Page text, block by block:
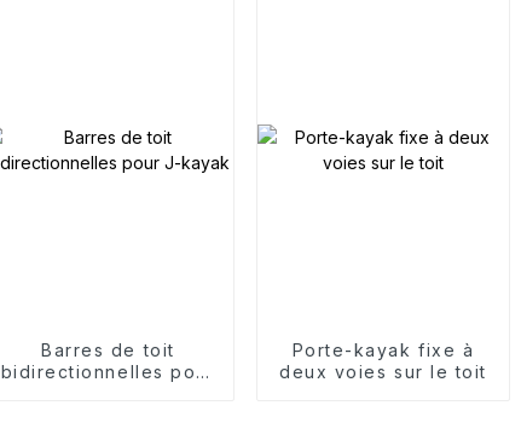
Barres de toit
bidirectionnelles pour
Porte-kayak fixe à
deux voies sur le toit